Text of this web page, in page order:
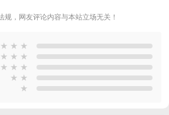
规，网友评论内容与本站立场无关！
★ ★ ★
★ ★ ★
★ ★ ★
★ ★
★